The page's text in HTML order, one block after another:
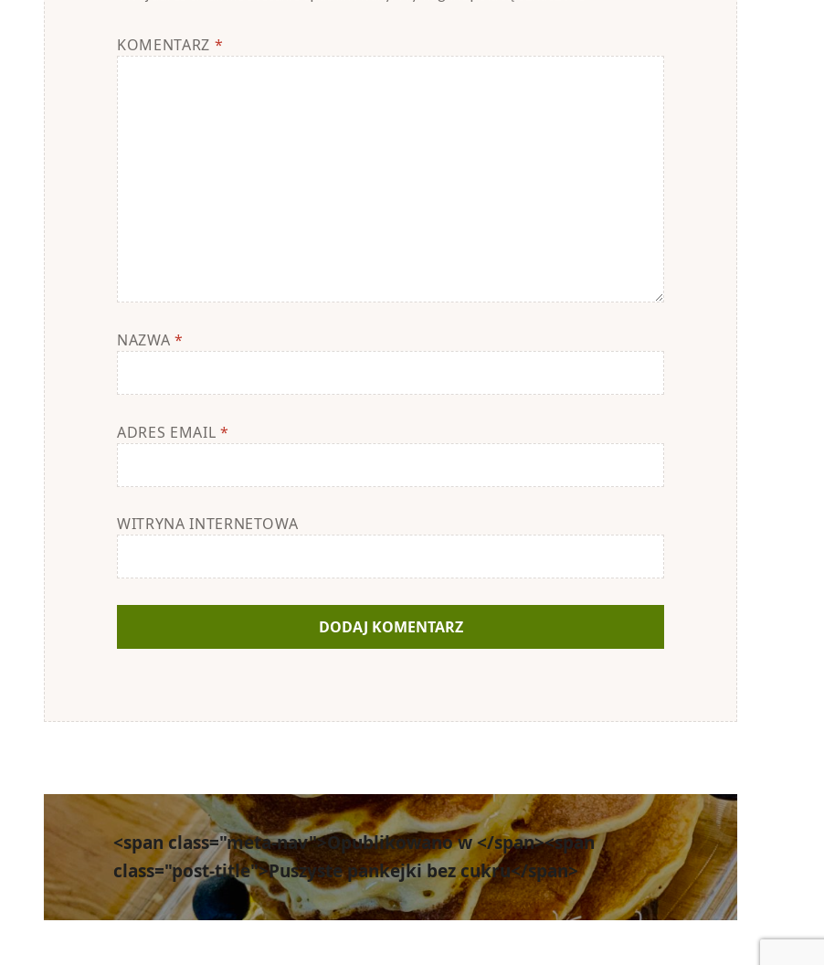
KOMENTARZ *
NAZWA*
ADRES EMAIL *
WITRYNA INTERNETOWA
Nawigacja
<span class="meta-nav">Opublikowano w </span><span
class="post-title">Puszyste pankejki bez cukru</span>